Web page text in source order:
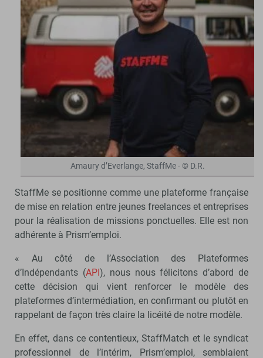
Amaury d’Everlange, StaffMe - © D.R.
StaffMe se positionne comme une plateforme française
de mise en relation entre jeunes freelances et entreprises
pour la réalisation de missions ponctuelles. Elle est non
adhérente à Prism’emploi.
« Au côté de l’Association des Plateformes
d’Indépendants (API), nous nous félicitons d’abord de
cette décision qui vient renforcer le modèle des
plateformes d’intermédiation, en confirmant ou plutôt en
rappelant de façon très claire la licéité de notre modèle.
En effet, dans ce contentieux, StaffMatch et le syndicat
professionnel de l’intérim, Prism’emploi, semblaient